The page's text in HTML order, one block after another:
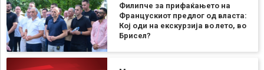
Филипче за прифаќањето на
Францускиот предлог од власта:
Кој оди на екскурзија во лето, во
Брисел?